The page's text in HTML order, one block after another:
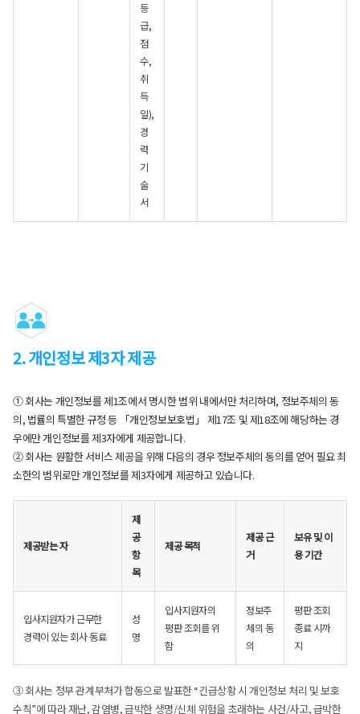
등
급,
점
수,
취
득
일),
경
력
기
술
서
2. 개인정보 제3자 제공
① 회사는 개인정보를 제1조에서 명시한 범위 내에서만 처리하며, 정보주체의 동
의, 법률의 특별한 규정 등 「개인정보보호법」 제17조 및 제18조에 해당하는 경
우에만 개인정보를 제3자에게 제공합니다.
② 회사는 원활한 서비스 제공을 위해 다음의 경우 정보주체의 동의를 얻어 필요 최
소한의 범위로만 개인정보를 제3자에게 제공하고 있습니다.
제공받는 자
제
공
항
목
제공 목적
제공 근
거
보유 및 이
용 기간
입사지원자가 근무한
경력이 있는 회사 동료
성
명
입사지원자의
평판 조회를 위
함
정보주
체의 동
의
평판 조회
종료 시까
지
③ 회사는 정부 관계부처가 합동으로 발표한 “긴급상황 시 개인정보 처리 및 보호
수칙”에 따라 재난, 감염병, 급박한 생명/신체 위험을 초래하는 사건/사고, 급박한